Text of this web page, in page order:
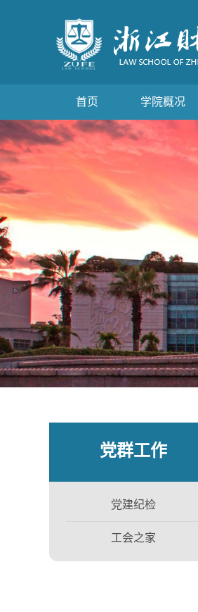
首页 学院概况
党群工作
党建纪检
工会之家